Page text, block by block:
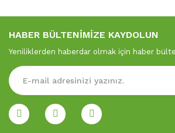
HABER BÜLTENİMİZE KAYDOLUN
Yeniliklerden haberdar olmak için haber